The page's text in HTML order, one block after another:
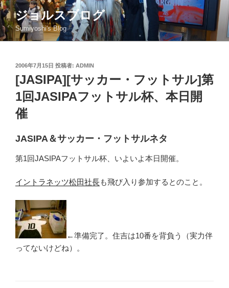
コ
ン
テ
ン
ジョルスブログ
Sumiyoshi's Blog
投
稿
日:
2006年7月15日 投稿者: ADMIN
[JASIPA][サッカー・フットサル]第
1回JASIPAフットサル杯、本日開
催
JASIPA＆サッカー・フットサルネタ
第1回JASIPAフットサル杯、いよいよ本日開催。
イントラネッツ松田社長も飛び入り参加するとのこと。
←準備完了。住吉は10番を背負う（実力伴
ってないけどね）。